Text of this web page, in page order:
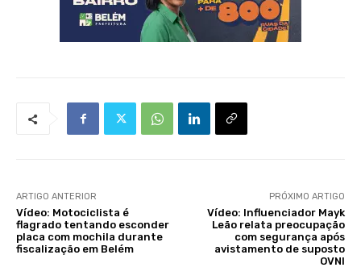
ARTIGO ANTERIOR
Vídeo: Motociclista é
flagrado tentando esconder
placa com mochila durante
fiscalização em Belém
PRÓXIMO ARTIGO
Vídeo: Influenciador Mayk
Leão relata preocupação
com segurança após
avistamento de suposto
OVNI